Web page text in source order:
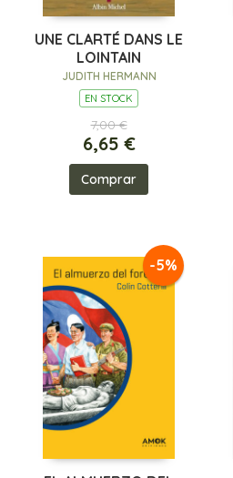
UNE CLARTÉ DANS LE
LOINTAIN
JUDITH HERMANN
EN STOCK
7,00 €
6,65 €
Comprar
-5%